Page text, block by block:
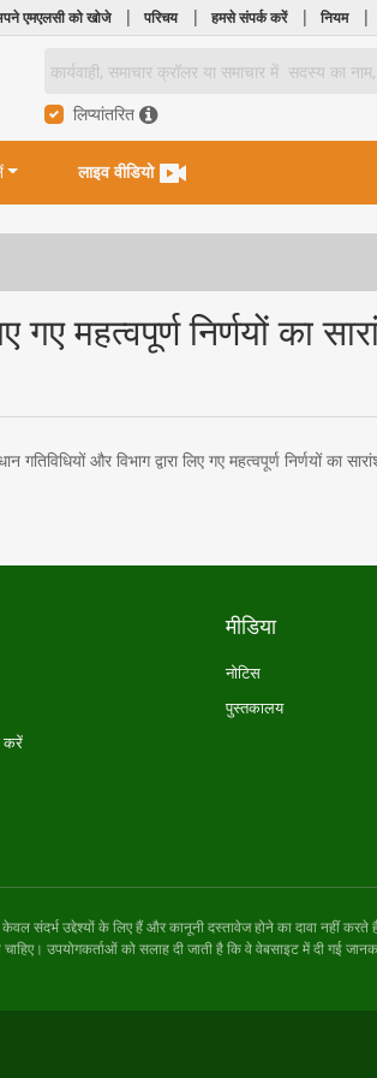
एमएलसी को खोजे | परिचय | हमसे संपर्क करें | नियम |
लिप्यांतरित
लाइव वीडियो
महत्वपूर्ण निर्णयों का
और विभाग द्वारा लिए गए महत्वपूर्ण निर्णयों का
करें
मीडिया
नोटिस
पुस्तकालय
संदर्भ उद्देश्यों के लिए हैं और कानूनी दस्तावेज होने का दावा नहीं करते
उपयोगकर्ताओं को सलाह दी जाती है कि वे वेबसाइट में दी गई